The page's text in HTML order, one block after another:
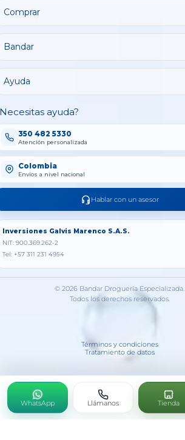
Comprar
Bandar
Ayuda
ayuda?
350 482 5330
Atención personalizada
Colombia
Envíos a nivel nacional
Hablar con un asesor
Inversiones Galvis Marenco S.A.S.
NIT: 900.369.262-2
Tel: +57 311 231 4954
© 2026 Bandar Droguería Especializada.
Todos los derechos reservados.
Términos y condiciones
Tratamiento de datos
WhatsApp Llámanos Tienda